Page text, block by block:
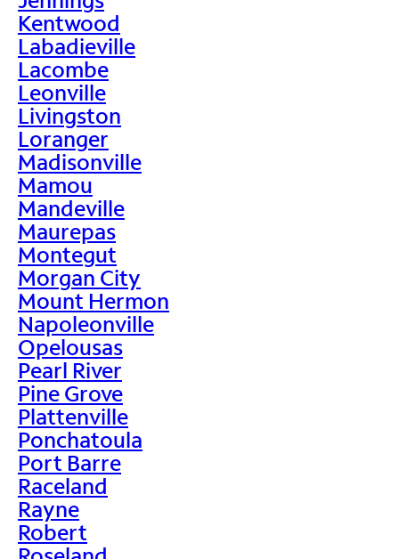
Kentwood
Labadieville
Lacombe
Leonville
Livingston
Loranger
Madisonville
Mamou
Mandeville
Maurepas
Montegut
Morgan City
Mount Hermon
Napoleonville
Opelousas
Pearl River
Pine Grove
Plattenville
Ponchatoula
Port Barre
Raceland
Rayne
Robert